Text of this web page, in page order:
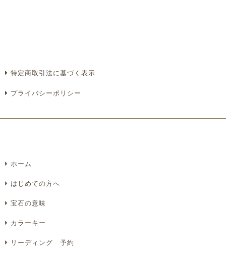
Eメール
特定商取引法に基づく表示
プライバシーポリシー
ホーム
はじめての方へ
宝石の意味
カラーキー
リーディング 予約